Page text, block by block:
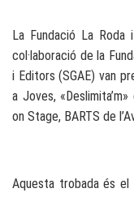
La Fundació La Roda
col·laboració de la
i Editors (SGAE) van
a Joves,
on Stage, BARTS de
Aquesta trobada és